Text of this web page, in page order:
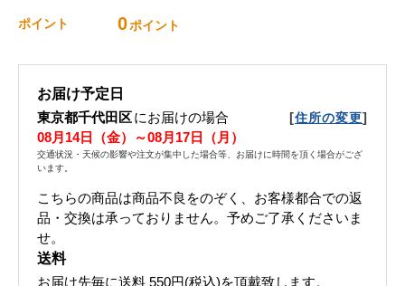
ポイント 0ポイント
お届け予定日
東京都千代田区にお届けの場合 [住所の変更]
08月14日（金）～08月17日（月）
交通状況・天候の影響や注文が集中した場合等、お届けに時間を頂く場合がござ
います。
こちらの商品は商品不良をのぞく、お客様都合での返
品・交換は承っておりません。予めご了承くださいま
せ。
送料
お届け先毎に送料 550円(税込)を頂戴致します。